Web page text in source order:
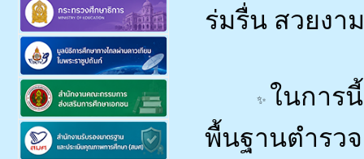
ร่มรื่น สวยงา
ในการ
พื้นฐานตำรว